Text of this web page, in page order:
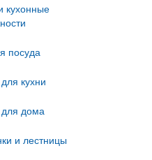
кухонные
посуда
кухни
дома
и лестницы